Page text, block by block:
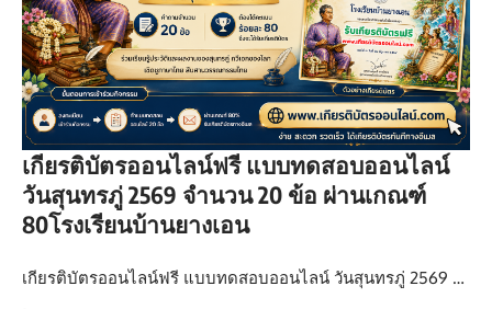
เกียรติบัตรออนไลน์ฟรี แบบทดสอบออนไลน์
วันสุนทรภู่ 2569 จำนวน 20 ข้อ ผ่านเกณฑ์
80โรงเรียนบ้านยางเอน
เกียรติบัตรออนไลน์ฟรี แบบทดสอบออนไลน์ วันสุนทรภู่ 2569 …